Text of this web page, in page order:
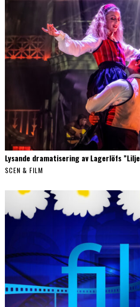
Lysande dramatisering av Lagerlöfs
SCEN & FILM